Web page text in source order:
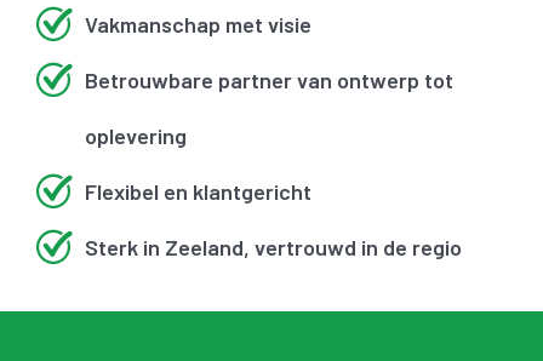
Vakmanschap met visie
Betrouwbare partner van ontwerp tot
oplevering
Flexibel en klantgericht
Sterk in Zeeland, vertrouwd in de regio